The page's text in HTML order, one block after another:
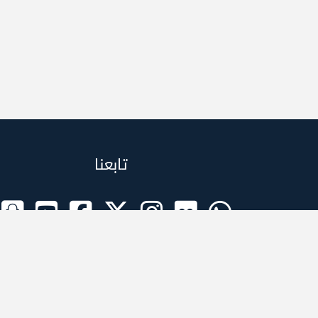
تابعنا